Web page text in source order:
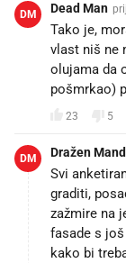
DM Dead Man
Tako je,
vlast niš ne
olujama da
pošmrkao)
23 5
DM Dražen
Svi
graditi,
zažmire na
fasade s
kako bi